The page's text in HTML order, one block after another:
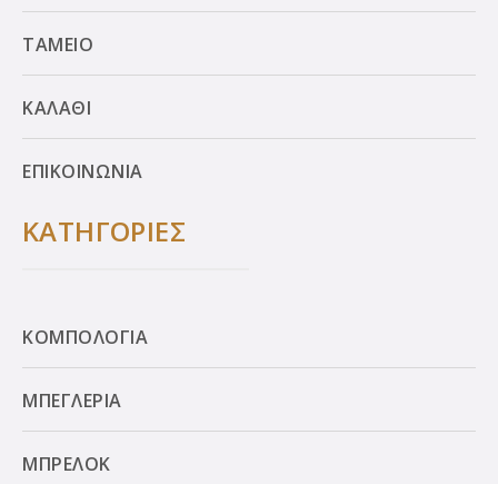
ΤΑΜΕΙΟ
ΚΑΛΑΘΙ
ΕΠΙΚΟΙΝΩΝΙΑ
ΚΑΤΗΓΟΡΙΕΣ
ΚΟΜΠΟΛΟΓΙΑ
ΜΠΕΓΛΕΡΙΑ
ΜΠΡΕΛΟΚ